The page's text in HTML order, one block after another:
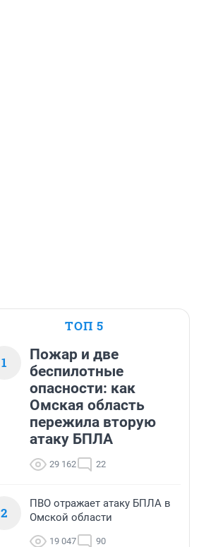
ТОП 5
1
Пожар и две
беспилотные
опасности: как
Омская область
пережила вторую
атаку БПЛА
29 162 22
2
ПВО отражает атаку БПЛА в
Омской области
19 047 90